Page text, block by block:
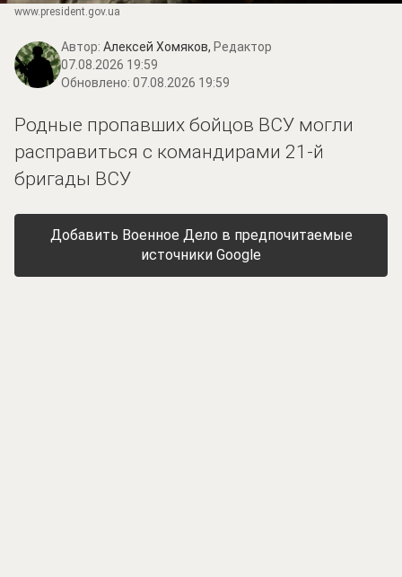
www.prеsidеnt.gоv.uа
Автор: Алексей Хомяков, Редактор
07.08.2026 19:59
Обновлено: 07.08.2026 19:59
Родные пропавших бойцов ВСУ могли
расправиться с командирами 21-й
бригады ВСУ
Добавить Военное Дело в предпочитаемые
источники Google